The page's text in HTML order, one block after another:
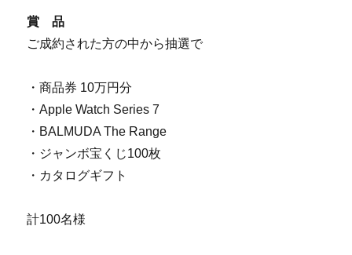
賞 品
ご成約された方の中から抽選で
・商品券 10万円分
・Apple Watch Series 7
・BALMUDA The Range
・ジャンボ宝くじ100枚
・カタログギフト
計100名様